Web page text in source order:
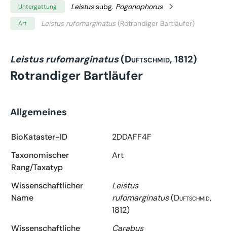
Untergattung Leistussubg. Pogonophorus
Art Leistus rufomarginatus(Rotrandiger Bartläufer)
Leistus rufomarginatus(Duftschmid, 1812)
Rotrandiger Bartläufer
Allgemeines
BioKataster-ID
2DDAFF4F
Taxonomischer
Rang/Taxatyp
Art
Wissenschaftlicher
Name
Leistus
rufomarginatus(Duftschmid,
1812)
Wissenschaftliche
Carabus